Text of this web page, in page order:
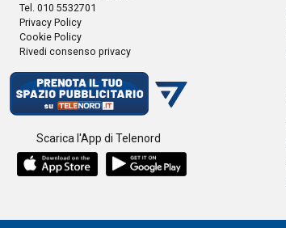
Tel. 010 5532701
Privacy Policy
Cookie Policy
Rivedi consenso privacy
Scarica l'App di Telenord